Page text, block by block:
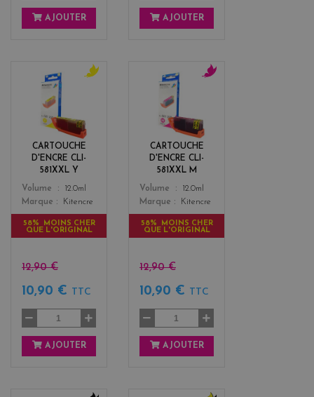
AJOUTER AJOUTER
CARTOUCHE
D'ENCRE CLI-
581XXL Y
Color
l
o
Volume
12.0ml
Marque
Kitencre
58% MOINS CHER
QUE L'ORIGINAL
12,90 €
10,90 € TTC
AJOUTER
CARTOUCHE
D'ENCRE CLI-
581XXL M
Color
e
n
Volume
12.0ml
Marque
Kitencre
58% MOINS CHER
QUE L'ORIGINAL
12,90 €
10,90 € TTC
AJOUTER